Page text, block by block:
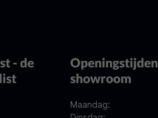
- de
Openingstijden
showroom
Maandag: